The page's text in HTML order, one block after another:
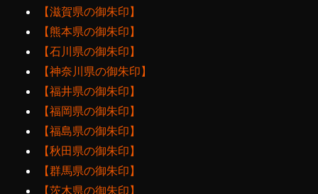
【滋賀県の御朱印】
【熊本県の御朱印】
【石川県の御朱印】
【神奈川県の御朱印】
【福井県の御朱印】
【福岡県の御朱印】
【福島県の御朱印】
【秋田県の御朱印】
【群馬県の御朱印】
【茨木県の御朱印】